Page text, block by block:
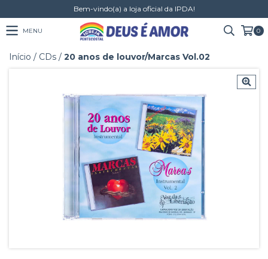
Bem-vindo(a) a loja oficial da IPDA!
MENU 0
Início / CDs / 20 anos de louvor/Marcas Vol.02